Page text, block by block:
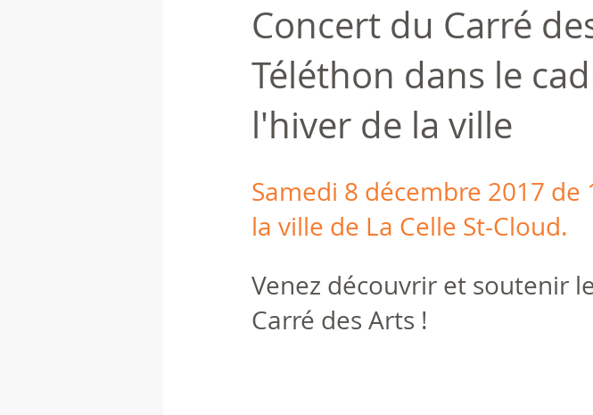
Concert du Carré
Téléthon dans le
l'hiver de la ville
Samedi 8 décembre 2017
la ville de La Celle St-Cloud.
Venez découvrir et soutenir
Carré des Arts !